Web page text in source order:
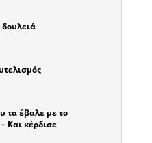
τα έβαλε με το
Και κέρδισε